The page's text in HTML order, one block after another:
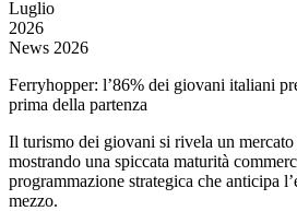
Luglio
2026
News 2026
Ferryhopper: l’86% dei giovani italiani
prima della partenza
Il turismo dei giovani si rivela un mercato
mostrando una spiccata maturità
programmazione strategica che anticipa
mezzo.